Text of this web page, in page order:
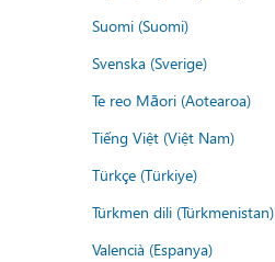
Suomi (Suomi)
Svenska (Sverige)
Te reo Māori (Aotearoa)
Tiếng Việt (Việt Nam)
Türkçe (Türkiye)
Türkmen dili (Türkmenistan)
Valencià (Espanya)